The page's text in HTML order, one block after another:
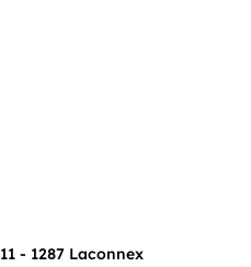
- 1287 Laconnex